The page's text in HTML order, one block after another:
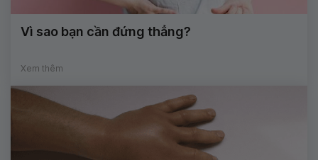
Vì sao bạn cần đứng thẳng?
Xem thêm